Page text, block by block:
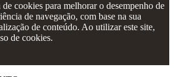
cookies para melhorar o desempenho de
de navegação, com base na sua
de conteúdo. Ao utilizar este site,
de cookies.